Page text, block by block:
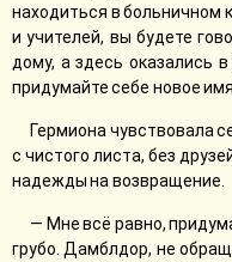
находиться в
и учителей, вы будете
дому, а здесь оказались
придумайте себе новое
Гермиона чувствовала
с чистого листа, без
надежды на возвращение.
— Мне всё равно,
грубо. Дамблдор, не